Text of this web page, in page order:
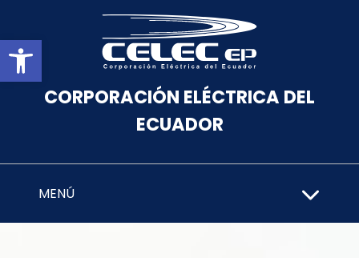
Abrir barra de herramientas
CORPORACIÓN ELÉCTRICA DEL
ECUADOR
MENÚ